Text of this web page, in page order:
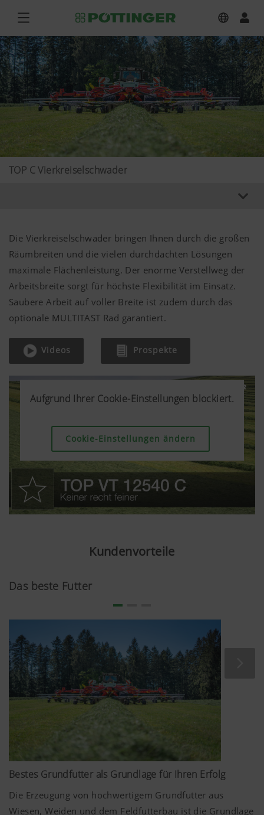
TOP C Vierkreiselschwader
Die Vierkreiselschwader bringen Ihnen durch die großen
Räumbreiten und die vielen durchdachten Lösungen
maximale Flächenleistung. Der enorme Verstellweg der
Arbeitsbreite sorgt für höchste Flexibilität im Einsatz.
Saubere Arbeit auf voller Breite ist zudem durch das
optionale MULTITAST Rad garantiert.
Videos Prospekte
Aufgrund Ihrer Cookie-Einstellungen blockiert.
Cookie-Einstellungen ändern
Aufgrund Ihrer Cookie-Einstellungen blockiert.
Cookie-Einstellungen ändern
Aufgrund Ihrer Cookie-Einstellungen blockiert.
Cookie-Einstellungen ändern
Aufgrund Ihrer Cookie-Einstellungen blockiert.
Cookie-Einstellungen ändern
Kundenvorteile
Das beste Futter
Bestes Grundfutter als Grundlage für Ihren Erfolg
Die Erzeugung von hochwertigem Grundfutter aus
Wiesen, Weiden und dem Feldfutterbau ist die Grundlage